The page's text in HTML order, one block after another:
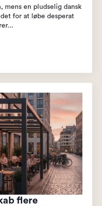
mens en pludselig dansk
for at løbe desperat
flere